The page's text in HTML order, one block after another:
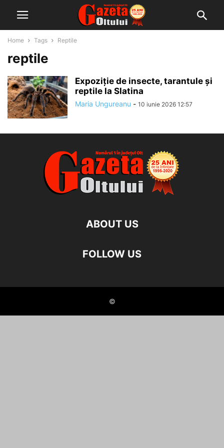
Home Tags Reptile
reptile
Expoziție de insecte, tarantule și
reptile la Slatina
Maria Ungureanu - 10 iunie 2026 12:57
ABOUT US
FOLLOW US
©